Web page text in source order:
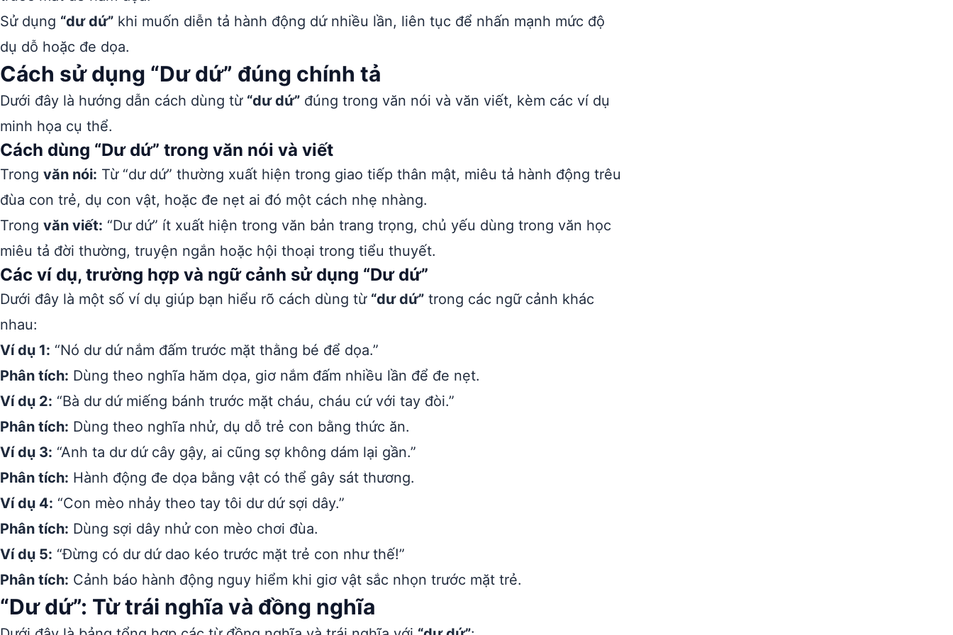
Sử dụng “dư dứ” khi muốn diễn tả hành động dứ nhiều lần, liên tục để nhấn mạnh mức độ
dụ dỗ hoặc đe dọa.
Cách sử dụng “Dư dứ” đúng chính tả
Dưới đây là hướng dẫn cách dùng từ “dư dứ” đúng trong văn nói và văn viết, kèm các ví dụ
minh họa cụ thể.
Cách dùng “Dư dứ” trong văn nói và viết
Trong văn nói: Từ “dư dứ” thường xuất hiện trong giao tiếp thân mật, miêu tả hành động trêu
đùa con trẻ, dụ con vật, hoặc đe nẹt ai đó một cách nhẹ nhàng.
Trong văn viết: “Dư dứ” ít xuất hiện trong văn bản trang trọng, chủ yếu dùng trong văn học
miêu tả đời thường, truyện ngắn hoặc hội thoại trong tiểu thuyết.
Các ví dụ, trường hợp và ngữ cảnh sử dụng “Dư dứ”
Dưới đây là một số ví dụ giúp bạn hiểu rõ cách dùng từ “dư dứ” trong các ngữ cảnh khác
nhau:
Ví dụ 1: “Nó dư dứ nắm đấm trước mặt thằng bé để dọa.”
Phân tích: Dùng theo nghĩa hăm dọa, giơ nắm đấm nhiều lần để đe nẹt.
Ví dụ 2: “Bà dư dứ miếng bánh trước mặt cháu, cháu cứ với tay đòi.”
Phân tích: Dùng theo nghĩa nhử, dụ dỗ trẻ con bằng thức ăn.
Ví dụ 3: “Anh ta dư dứ cây gậy, ai cũng sợ không dám lại gần.”
Phân tích: Hành động đe dọa bằng vật có thể gây sát thương.
Ví dụ 4: “Con mèo nhảy theo tay tôi dư dứ sợi dây.”
Phân tích: Dùng sợi dây nhử con mèo chơi đùa.
Ví dụ 5: “Đừng có dư dứ dao kéo trước mặt trẻ con như thế!”
Phân tích: Cảnh báo hành động nguy hiểm khi giơ vật sắc nhọn trước mặt trẻ.
“Dư dứ”: Từ trái nghĩa và đồng nghĩa